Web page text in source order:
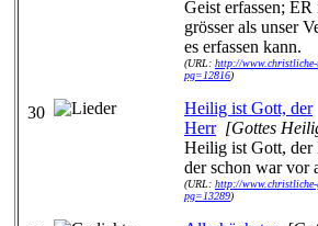
Geist erfassen; ER
grösser als unser
es erfassen kann.
(URL: http://www.christliche-
pg=12816)
30
Heilig ist Gott, der
Herr [Gottes
Heilig ist Gott, der
der schon war vor
(URL: http://www.christliche-
pg=13289)